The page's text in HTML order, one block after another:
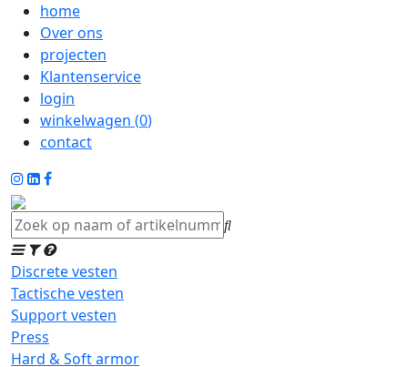
home
Over ons
projecten
Klantenservice
login
winkelwagen (0)
contact
Discrete vesten
Tactische vesten
Support vesten
Press
Hard & Soft armor